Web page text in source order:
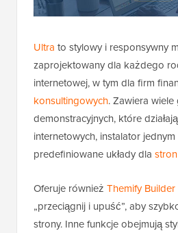
Ultra to stylowy i responsywny
zaprojektowany dla każdego
internetowej, w tym dla firm
konsultingowych. Zawiera
demonstracyjnych, które
internetowych, instalator
predefiniowane układy dla
Oferuje również Themify Builder
„przeciągnij i upuść”, aby
strony. Inne funkcje obejmują